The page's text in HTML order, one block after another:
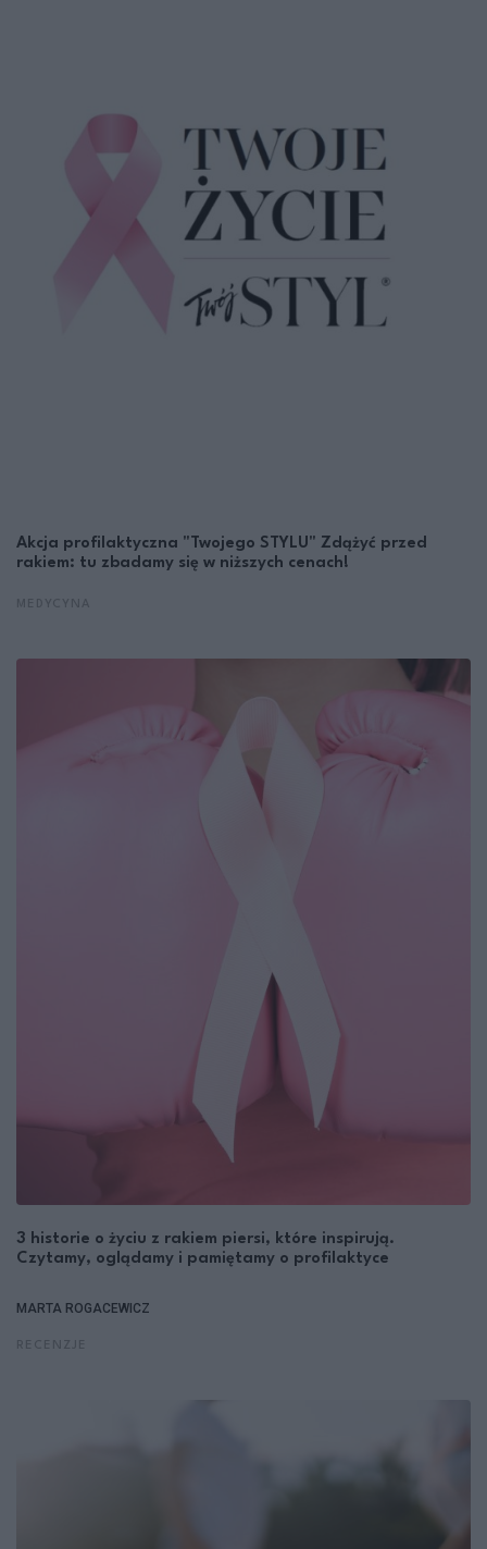
Akcja profilaktyczna "Twojego STYLU" Zdążyć przed
rakiem: tu zbadamy się w niższych cenach!
3 historie o życiu z rakiem piersi, które inspirują.
Czytamy, oglądamy i pamiętamy o profilaktyce
MARTA ROGACEWICZ